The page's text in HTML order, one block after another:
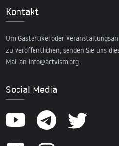
Kontakt
Um Gastartikel oder
zu veröffentlichen, senden Sie uns
Mail an info@actvism.org.
Social Media